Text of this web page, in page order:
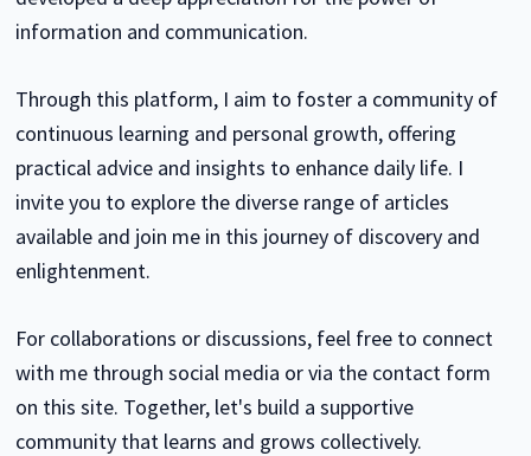
information and communication.
Through this platform, I aim to foster a community of
continuous learning and personal growth, offering
practical advice and insights to enhance daily life. I
invite you to explore the diverse range of articles
available and join me in this journey of discovery and
enlightenment.
For collaborations or discussions, feel free to connect
with me through social media or via the contact form
on this site. Together, let's build a supportive
community that learns and grows collectively.